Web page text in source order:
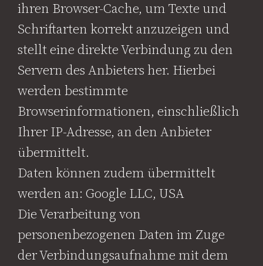
ihren Browser-Cache, um Texte und
Schriftarten korrekt anzuzeigen und
stellt eine direkte Verbindung zu den
Servern des Anbieters her. Hierbei
werden bestimmte
Browserinformationen, einschließlich
Ihrer IP-Adresse, an den Anbieter
übermittelt.
Daten können zudem übermittelt
werden an: Google LLC, USA
Die Verarbeitung von
personenbezogenen Daten im Zuge
der Verbindungsaufnahme mit dem